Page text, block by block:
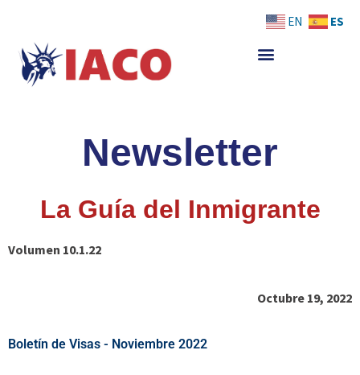
content
Newsletter
La Guía del Inmigrante
Volumen 10.1.22
Octubre 19, 2022
Boletín de Visas - Noviembre 2022
EN ES